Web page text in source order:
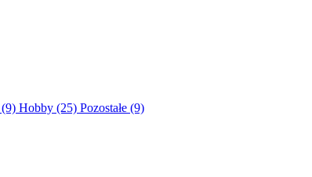
(9) Hobby (25) Pozostałe (9)